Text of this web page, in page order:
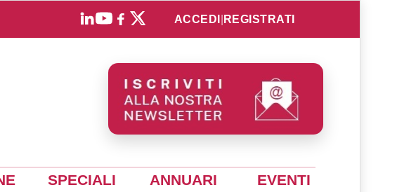
ACCEDI REGISTRATI
SPECIALI ANNUARI EVENTI